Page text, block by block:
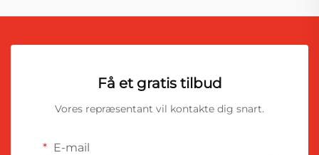
Få et gratis tilbud
Vores repræsentant vil kontakte dig snart.
E-mail